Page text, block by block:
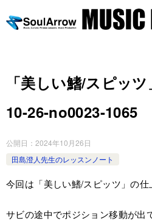
「美しい鰭/スピッ
10-26-­no0023-­1065
公開日： 2024年10月26日
田島澄人先生のレッスンノート
今回は「美しい鰭/スピッツ」の仕
サビの途中でポジション移動が出